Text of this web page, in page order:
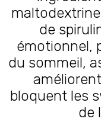
de
émotionnel,
du sommeil,
bloquent les
de